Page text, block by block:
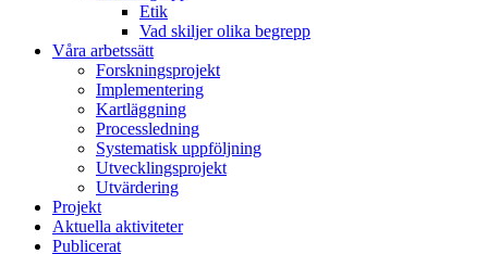
Etik
Vad skiljer olika begrepp
Våra arbetssätt
Forskningsprojekt
Implementering
Kartläggning
Processledning
Systematisk uppföljning
Utvecklingsprojekt
Utvärdering
Projekt
Aktuella aktiviteter
Publicerat